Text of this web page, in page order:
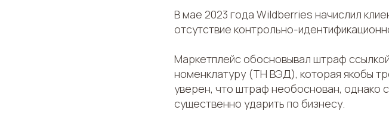
В мае 2023 года Wildberries начислил
отсутствие контрольно-
Маркетплейс обосновывал штраф
номенклатуру (ТН ВЭД), которая якобы
уверен, что штраф необоснован, однако
существенно ударить по бизнесу.